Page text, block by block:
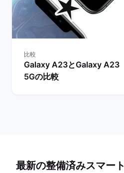
比較
Galaxy A23とGalaxy A23
5Gの比較
最新の整備済みスマー